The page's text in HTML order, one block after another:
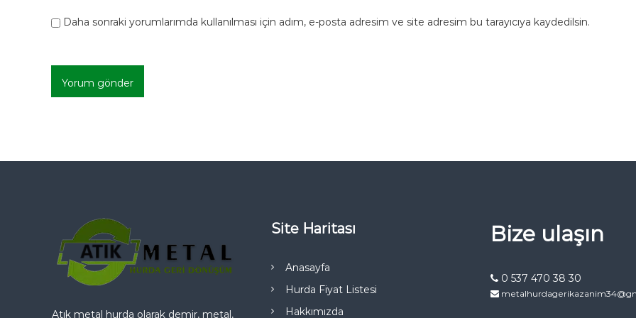
Daha sonraki yorumlarımda kullanılması için adım, e-posta adresim ve site adresim bu tarayıcıya kaydedilsin.
Atık metal hurda olarak demir, metal,
Site Haritası
Anasayfa
Hurda Fiyat Listesi
Hakkımızda
Bize ulaşın
0 537 470 38 30